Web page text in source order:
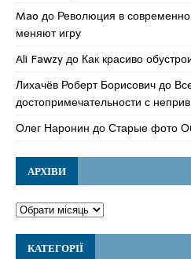
Mao до Революция в
меняют игру
Ali Fawzyдо Как красиво
Лихачёв Роберт Борисовичдо
достопримечательности с
Олег Наронин доСтарые фото
АРХІВИ
КАТЕГОРІЇ